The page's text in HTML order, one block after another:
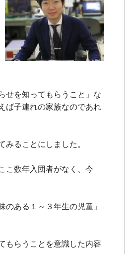
せを知ってもらうこと」な
ば子連れの家族なのであれ
ることにしました。
こ数年入団者がなく、今
ある１～３年生の児童」
もらうことを意識した内容